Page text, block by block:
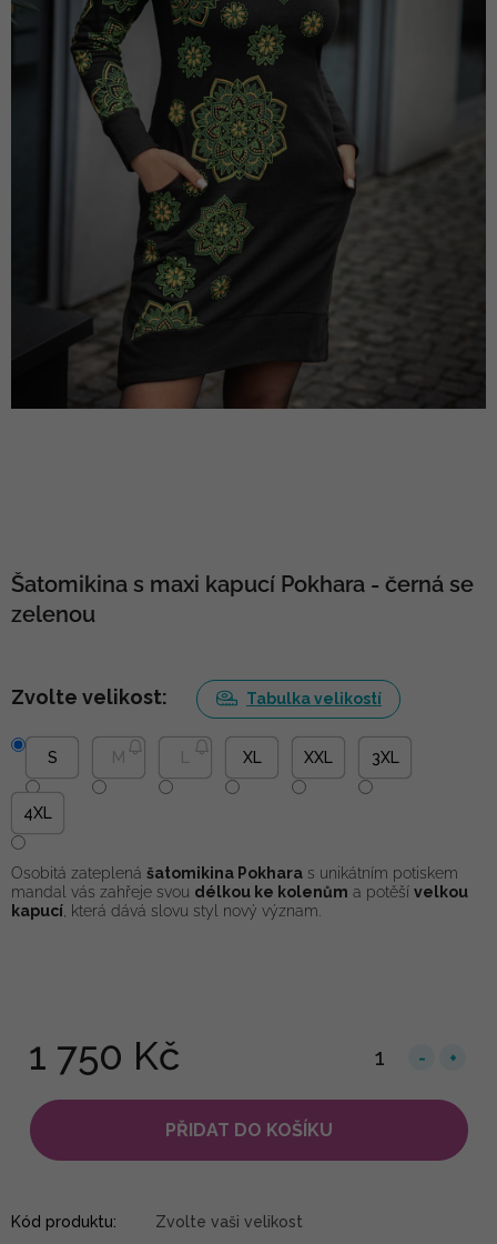
Šatomikina s maxi kapucí Pokhara - černá se
zelenou
1 750 Kč
PŘIDAT DO KOŠÍKU
Zvolte velikost: Tabulka velikostí
S M XL XXL 3XL
4XL
Osobitá zateplená šatomikina Pokhara s unikátním potiskem
mandal vás zahřeje svou délkou ke kolenům a potěší velkou
kapucí , která dává slovu styl nový význam.
Kód produktu:
Zvolte vaši velikost